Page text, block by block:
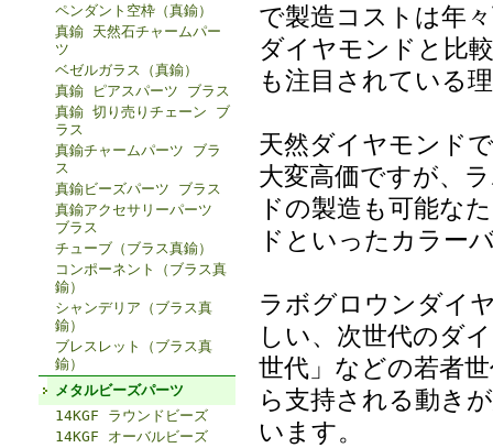
ペンダント空枠（真鍮）
真鍮 天然石チャームパー
ツ
ベゼルガラス（真鍮）
真鍮 ピアスパーツ ブラス
真鍮 切り売りチェーン ブ
ラス
真鍮チャームパーツ ブラ
ス
真鍮ビーズパーツ ブラス
真鍮アクセサリーパーツ
ブラス
チューブ（ブラス真鍮）
コンポーネント（ブラス真
鍮）
シャンデリア（ブラス真
鍮）
ブレスレット（ブラス真
鍮）
メタルビーズパーツ
14KGF ラウンドビーズ
14KGF オーバルビーズ
で製造コストは年
ダイヤモンドと比
も注目されている
天然ダイヤモンド
大変高価ですが、
ドの製造も可能な
ドといったカラー
ラボグロウンダイ
しい、次世代のダ
世代」などの若者
ら支持される動き
います。